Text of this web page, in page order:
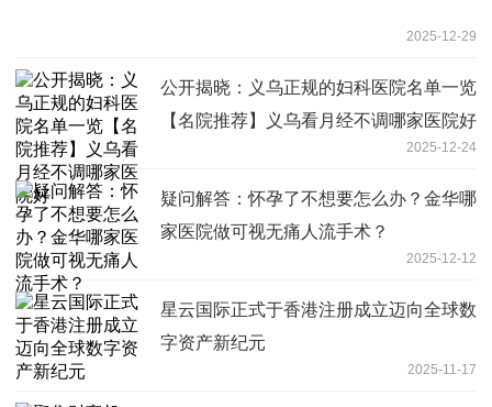
2025-12-29
公开揭晓：义乌正规的妇科医院名单一览
【名院推荐】义乌看月经不调哪家医院好
2025-12-24
疑问解答：怀孕了不想要怎么办？金华哪
家医院做可视无痛人流手术？
2025-12-12
星云国际正式于香港注册成立迈向全球数
字资产新纪元
2025-11-17